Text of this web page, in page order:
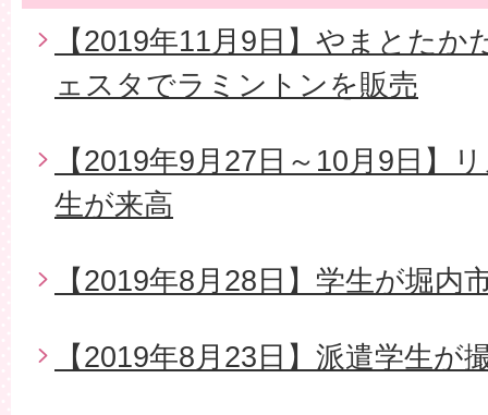
【2019年11月9日】やまとた
ェスタでラミントンを販売
【2019年9月27日～10月9日】
生が来高
【2019年8月28日】学生が堀内
【2019年8月23日】派遣学生が